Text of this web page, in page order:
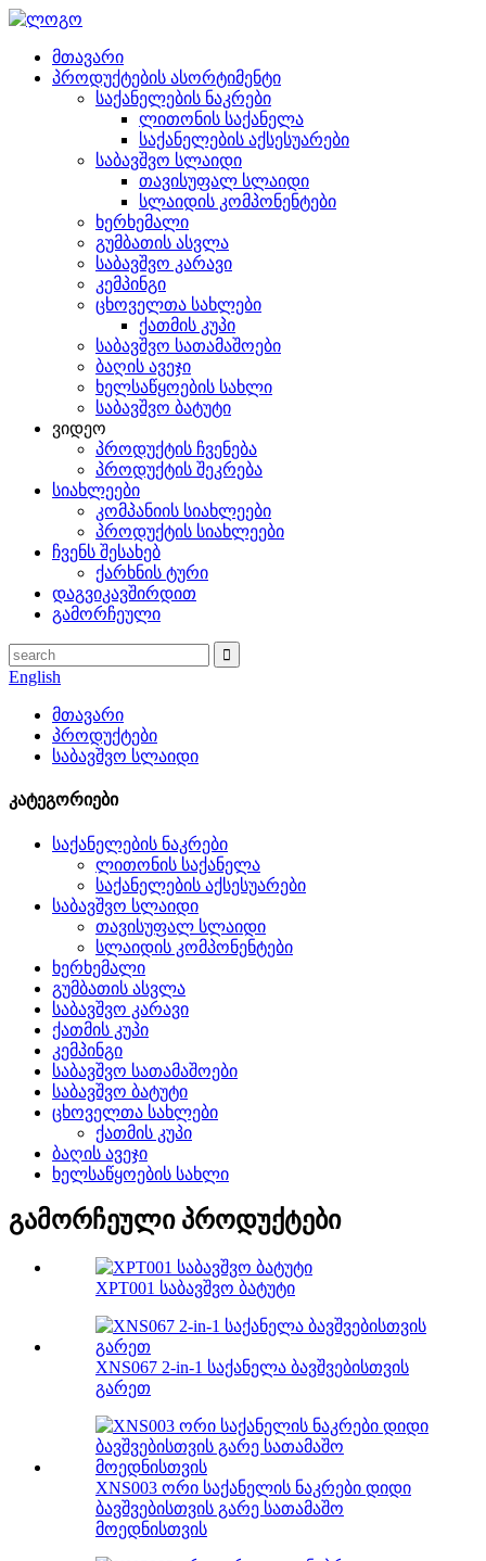
მთავარი
პროდუქტების ასორტიმენტი
საქანელების ნაკრები
ლითონის საქანელა
საქანელების აქსესუარები
საბავშვო სლაიდი
თავისუფალ სლაიდი
სლაიდის კომპონენტები
ხერხემალი
გუმბათის ასვლა
საბავშვო კარავი
კემპინგი
ცხოველთა სახლები
ქათმის კუპი
საბავშვო სათამაშოები
ბაღის ავეჯი
ხელსაწყოების სახლი
საბავშვო ბატუტი
ვიდეო
პროდუქტის ჩვენება
პროდუქტის შეკრება
სიახლეები
კომპანიის სიახლეები
პროდუქტის სიახლეები
ჩვენს შესახებ
ქარხნის ტური
დაგვიკავშირდით
გამორჩეული
English
მთავარი
პროდუქტები
საბავშვო სლაიდი
კატეგორიები
საქანელების ნაკრები
ლითონის საქანელა
საქანელების აქსესუარები
საბავშვო სლაიდი
თავისუფალ სლაიდი
სლაიდის კომპონენტები
ხერხემალი
გუმბათის ასვლა
საბავშვო კარავი
ქათმის კუპი
კემპინგი
საბავშვო სათამაშოები
საბავშვო ბატუტი
ცხოველთა სახლები
ქათმის კუპი
ბაღის ავეჯი
ხელსაწყოების სახლი
გამორჩეული პროდუქტები
XPT001 საბავშვო ბატუტი
XNS067 2-in-1 საქანელა ბავშვებისთვის
გარეთ
XNS003 ორი საქანელის ნაკრები დიდი
ბავშვებისთვის გარე სათამაშო
მოედნისთვის